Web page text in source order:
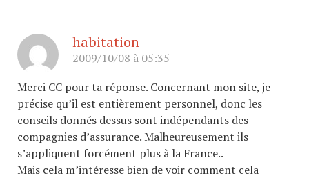
habitation
2009/10/08 à 05:35
Merci CC pour ta réponse. Concernant mon site, je
précise qu’il est entièrement personnel, donc les
conseils donnés dessus sont indépendants des
compagnies d’assurance. Malheureusement ils
s’appliquent forcément plus à la France..
Mais cela m’intéresse bien de voir comment cela